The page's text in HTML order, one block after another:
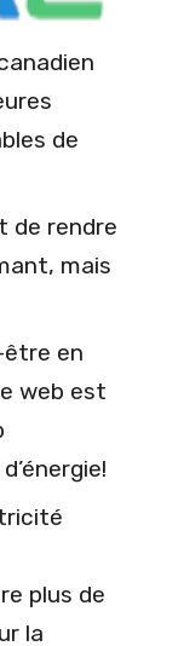
de
de rendre
mais
en
web est
plus de
la